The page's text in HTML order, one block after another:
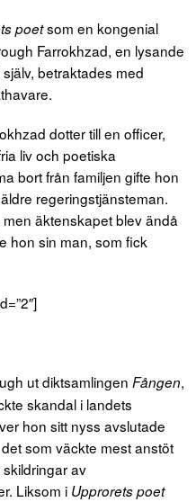
poetsom en kongenial
Farrokhzad, en lysande
betraktades med
dotter till en officer,
liv och poetiska
bort från familjen gifte hon
regeringstjänsteman.
äktenskapet blev ändå
hon sin man, som fick
ut diktsamlingen Fången,
skandal i landets
hon sitt nyss avslutade
som väckte mest anstöt
av
Liksom i Upprorets poet